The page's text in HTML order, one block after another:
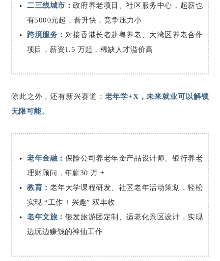
二三线城市：政府养老项目、社区服务中心，起薪也
有5000元起，晋升快，竞争压力小
跨境服务： 对接香港长者赴粤养老、大湾区养老合作
项目，薪资1.5 万起，稀缺人才溢价高
除此之外，还有新兴赛道： 老年学+X，未来就业可以解锁
无限可能。
老年金融： 保险公司养老年金产品设计师、银行养老
理财顾问，年薪30 万 +
教育： 老年大学课程研发、社区老年活动策划，轻松
实现 “工作 + 兴趣” 双丰收
老年文旅： 银发旅游团定制、适老化景区设计，实现
边玩边赚钱的神仙工作